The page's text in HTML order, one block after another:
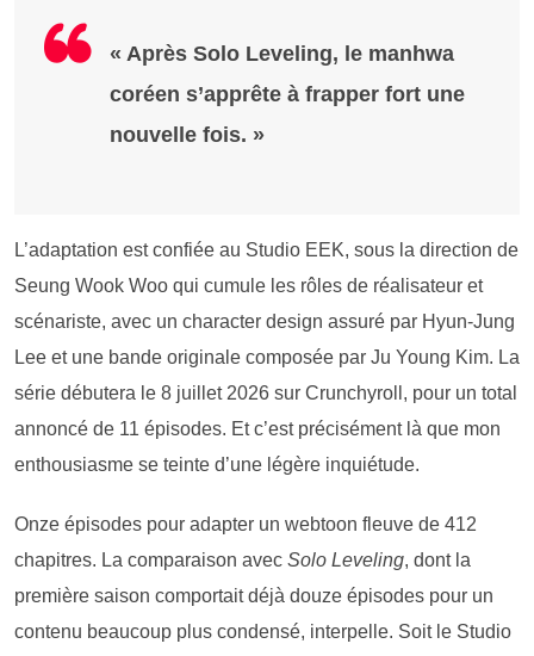
« Après Solo Leveling, le manhwa
coréen s’apprête à frapper fort une
nouvelle fois. »
L’adaptation est confiée au Studio EEK, sous la direction de
Seung Wook Woo qui cumule les rôles de réalisateur et
scénariste, avec un character design assuré par Hyun-Jung
Lee et une bande originale composée par Ju Young Kim. La
série débutera le 8 juillet 2026 sur Crunchyroll, pour un total
annoncé de 11 épisodes. Et c’est précisément là que mon
enthousiasme se teinte d’une légère inquiétude.
Onze épisodes pour adapter un webtoon fleuve de 412
chapitres. La comparaison avec Solo Leveling, dont la
première saison comportait déjà douze épisodes pour un
contenu beaucoup plus condensé, interpelle. Soit le Studio